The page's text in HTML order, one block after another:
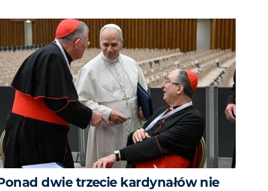
dwie trzecie kardynałów nie